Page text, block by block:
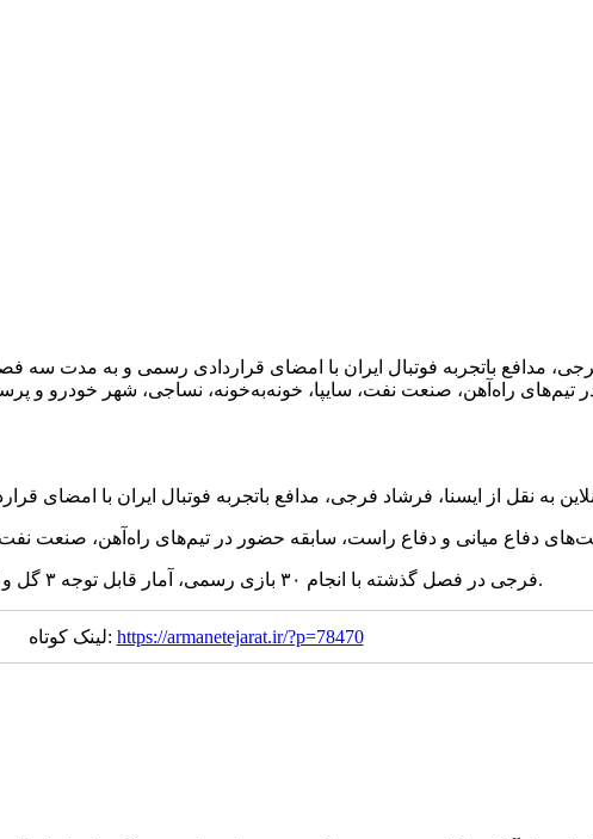
مدافع باتجربه فوتبال ایران با امضای قراردادی رسمی و به مدت سه
فرجی در فصل گذشته با انجام ۳۰ بازی رسمی، آمار قابل توجه ۳ گل و ۲ پاس گل را به ثبت رسانده و از جمله مدافعان موثر لیگ برتر به شمار می‌رود.
لینک کوتاه: https://armanetejarat.ir/?p=78470